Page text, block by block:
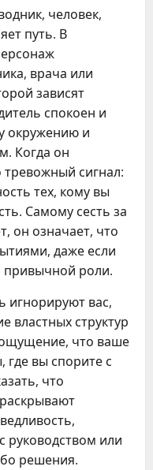
человек,
путь. В
врача или
зависят
спокоен и
окружению и
Когда он
тревожный сигнал:
тех, кому вы
Самому сесть за
он означает, что
даже если
привычной роли.
игнорируют вас,
властных структур
что ваше
где вы спорите с
что
руководством или
решения.